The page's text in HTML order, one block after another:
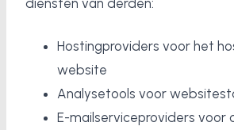
diensten van derden:
Hostingproviders voor het
website
Analysetools voor
E-mailserviceproviders voor